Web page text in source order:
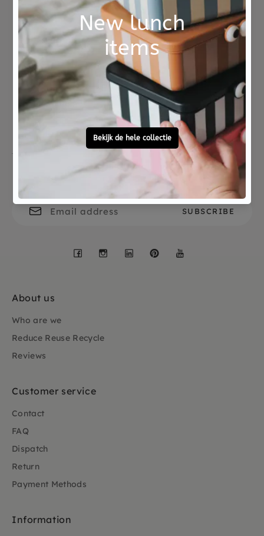
Not good?
Money Back
Ordered before 15:00,
tomorrow at home
To ask?
Call 0572 - 700 203
Let's stay in touch
Facebook
Instagram
LinkedInPinterest
About us
Who are we
Reduce Reuse Recycle
Reviews
Customer service
Contact
FAQ
Dispatch
Return
Payment Methods
Information